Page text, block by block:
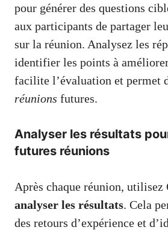
pour générer des questions
aux participants de partager
sur la réunion. Analysez les
identifier les points à
facilite l’évaluation et permet
réunions futures.
Analyser les résultats
futures réunions
Après chaque réunion, utilisez
analyser les résultats. Cela
des retours d’expérience et